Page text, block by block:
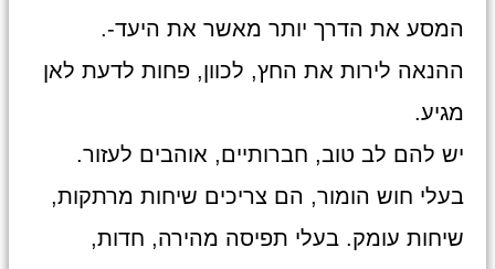
המסע את הדרך יותר מאשר את היעד-.
ההנאה לירות את החץ, לכוון, פחות לדעת לאן
מגיע.
יש להם לב טוב, חברותיים, אוהבים לעזור.
בעלי חוש הומור, הם צריכים שיחות מרתקות,
שיחות עומק. בעלי תפיסה מהירה, חדות,